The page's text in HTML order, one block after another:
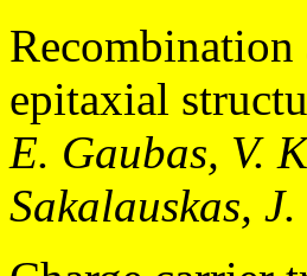
epitaxial
E. Gaubas, V.
Sakalauskas,